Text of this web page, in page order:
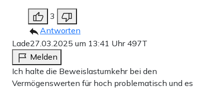
3
Antworten
Lade27.03.2025 um 13:41 Uhr 497T
Melden
Ich halte die Beweislastumkehr bei den
Vermögenswerten für hoch problematisch und es